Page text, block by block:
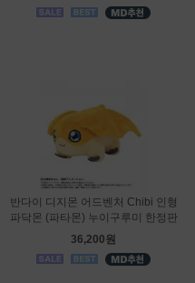
반다이 디지몬 어드벤처 Chibi 인형
파닥몬 (파타몬) 누이구루미 한정판
36,200원